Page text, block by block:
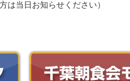
は当日お知らせください）